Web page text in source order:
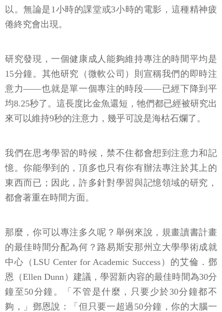
以。無論是1小時的課堂或3小時的電影，這種精神疲
倦終究會出現。
研究發現，一個健康成人能夠維持專注的時間平均是
15分鐘。其他研究（微軟公司）則宣稱我們的即時注
意力——也就是單一個專注的時段——已經下降到平
均8.25秒了。這長度比金魚還短，牠們都已經被研究出
來可以維持9秒的注意力，幾乎可說是海枯石爛了。
我們在思考學習的時候，禁不住都會想到注意力和記
憶。你能學到的，頂多也只有你有辦法專注於其上的
東西而已；因此，許多針對學習與記憶領域的研究，
都會著重在時間方面。
那麼，你可以專注多久呢？舉例來說，規畫讀書計畫
的最佳時間分配為何？路易斯安那州立大學學術成就
中心（LSU Center for Academic Success）的艾倫．鄧
恩（Ellen Dunn）建議，學習新內容的最佳時間為30分
鐘至50分鐘。「不管是什麼，只要少於30分鐘都不
夠，」鄧恩說：「但只要一超過50分鐘，你的大腦一